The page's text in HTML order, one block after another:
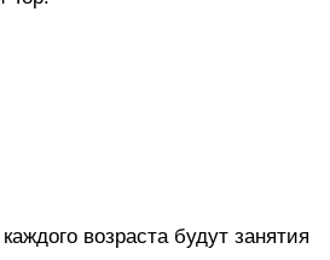
возраста будут занятия